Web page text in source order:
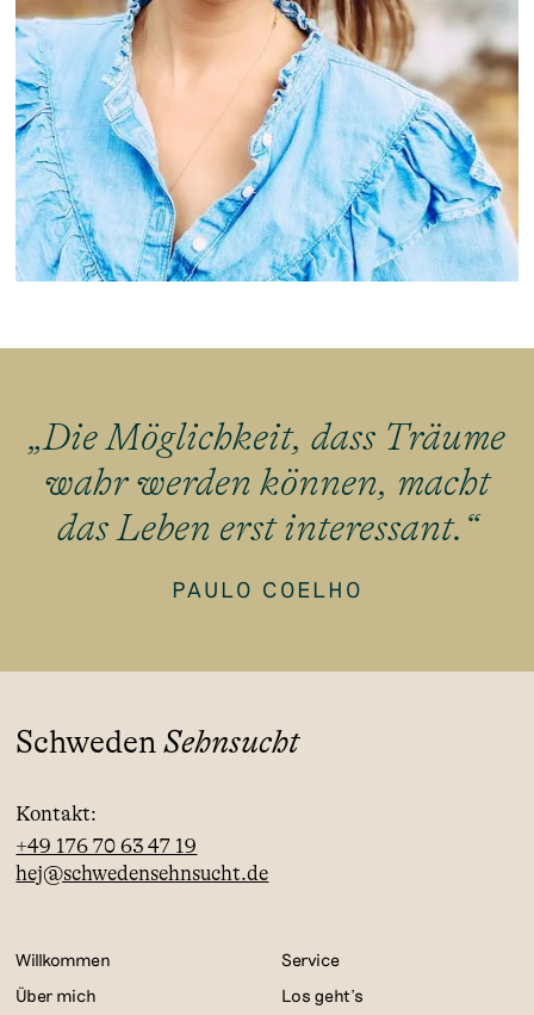
„Die Möglichkeit, dass Träume
wahr werden können, macht
das Leben erst interessant.“
PAULO COELHO
SchwedenSehnsucht
Kontakt:
+49 176 70 63 47 19
hej@schwedensehnsucht.de
Willkommen
Über mich
Service
Los geht's